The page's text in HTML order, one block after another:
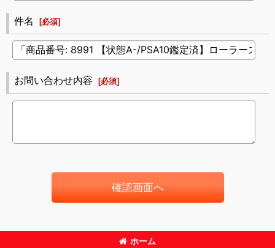
件名 [必須]
お問い合わせ内容 [必須]
確認画面へ
ホーム